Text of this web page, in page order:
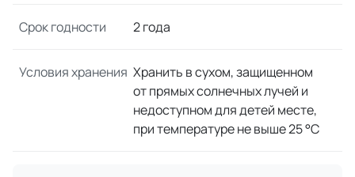
Срок годности 2 года
Условия хранения Хранить в сухом, защищенном
от прямых солнечных лучей и
недоступном для детей месте,
при температуре не выше 25 °С